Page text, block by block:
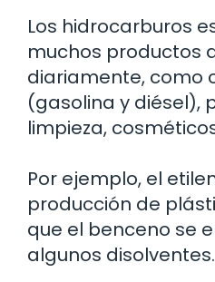
Los hidrocarburos
muchos productos
diariamente, como
(gasolina y diésel),
limpieza,
Por ejemplo, el
producción de
que el benceno se
algunos disolventes.